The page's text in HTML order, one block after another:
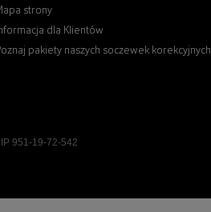
strony
dla Klientów
pakiety naszych soczewek korekcyjnych
951-19-72-542